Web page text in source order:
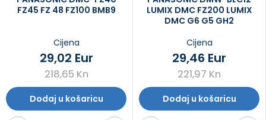
FZ45 FZ 48 FZ100 BMB9
Cijena
218,65 Kn
29,02 Eur
Dodaj u košaricu
LUMIX DMC FZ200 LUMIX
DMC G6 G5 GH2
Cijena
221,97 Kn
29,46 Eur
Dodaj u košaricu